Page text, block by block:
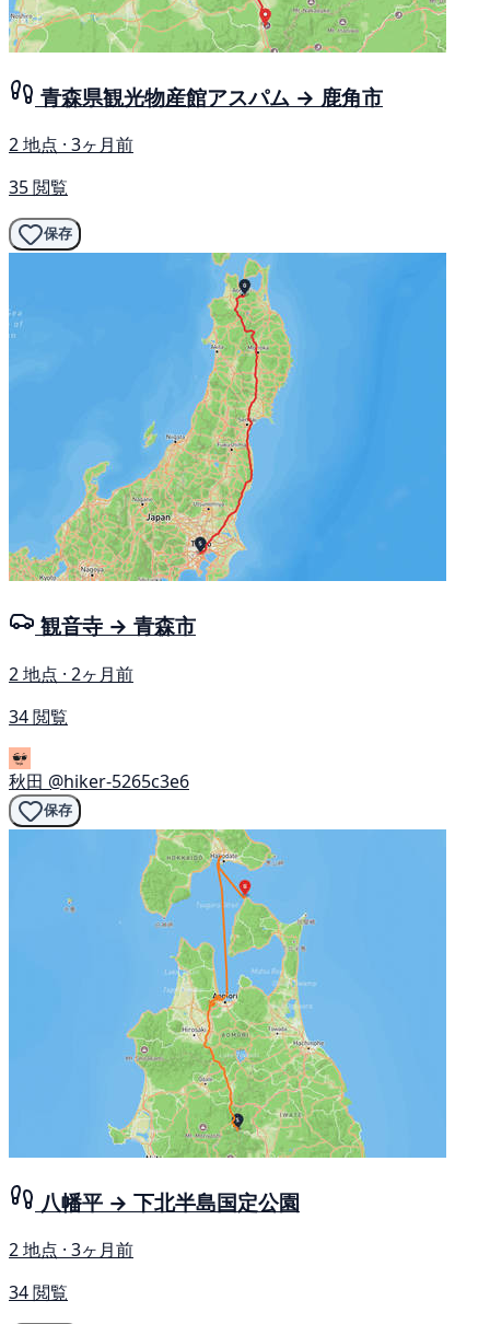
青森県観光物産館アスパム → 鹿角市
2 地点 · 3ヶ月前
35 閲覧
保存
観音寺 → 青森市
2 地点 · 2ヶ月前
34 閲覧
秋田 @hiker-5265c3e6
保存
八幡平 → 下北半島国定公園
2 地点 · 3ヶ月前
34 閲覧